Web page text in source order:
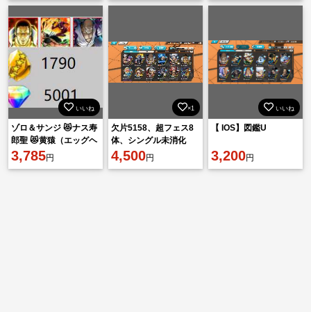
いいね
ゾロ＆サンジ 😻ナス寿
郎聖 😻黄猿（エッグヘ
ッド） 😻ダイヤ5001個
😻金かけら1790枚
3,785円
×1
欠片5158、超フェス8
体、シングル未消化
4,500円
いいね
【 IOS】図鑑U
3,200円